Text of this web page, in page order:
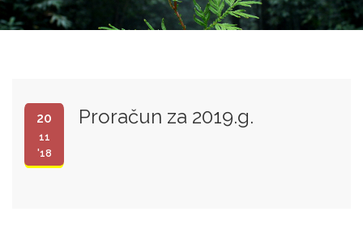
20
11
'18
Proračun za 2019.g.